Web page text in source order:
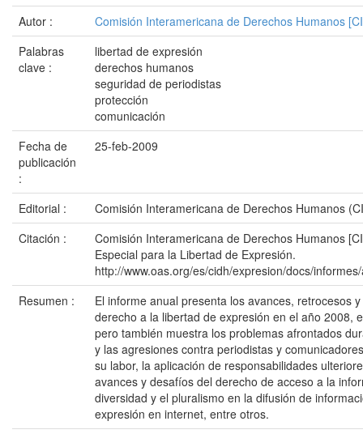
Autor :
Comisión Interamericana de Derechos Humanos
Palabras
clave :
libertad de expresión
derechos humanos
seguridad de periodistas
protección
comunicación
Fecha de
publicación
:
25-feb-2009
Editorial :
Comisión Interamericana de Derechos Humanos
Citación :
Comisión Interamericana de Derechos Humanos
Especial para la Libertad de Expresión.
http://www.oas.org/es/cidh/expresion/docs/
Resumen :
El informe anual presenta los avances, retrocesos
derecho a la libertad de expresión en el año 2008,
pero también muestra los problemas afrontados
y las agresiones contra periodistas y
su labor, la aplicación de responsabilidades
avances y desafíos del derecho de acceso a la
diversidad y el pluralismo en la difusión de
expresión en internet, entre otros.